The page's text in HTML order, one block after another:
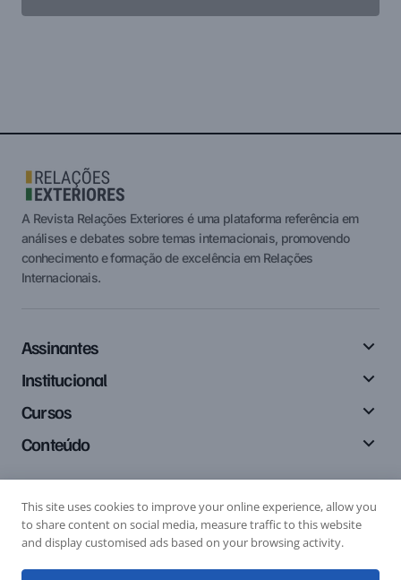
A Revista Relações Exteriores é uma plataforma referência em
análises e debates sobre temas internacionais, promovendo
conhecimento e formação de excelência em Relações
Internacionais.
Assinantes
Institucional
Cursos
Conteúdo
Siga-nos
This site uses cookies to improve your online experience, allow you
to share content on social media, measure traffic to this website
and display customised ads based on your browsing activity.